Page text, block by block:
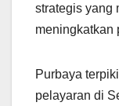
strategis yang
meningkatkan
Purbaya
pelayaran di